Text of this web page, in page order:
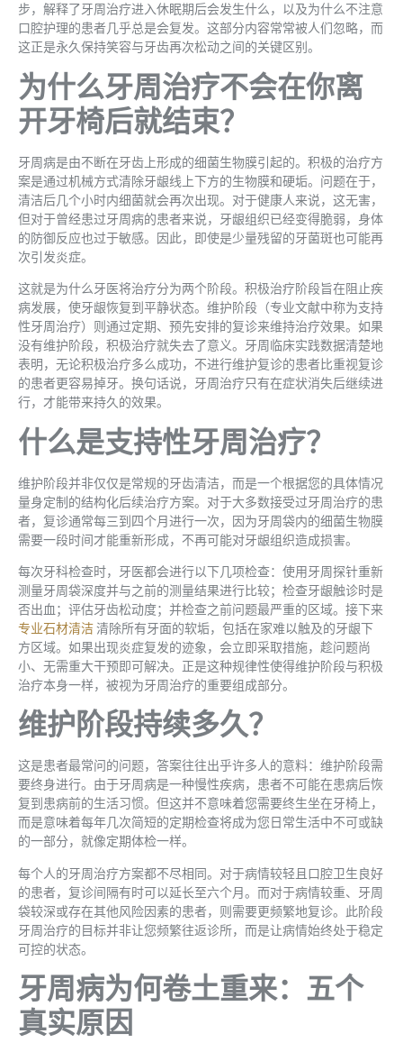
步，解释了牙周治疗进入休眠期后会发生什么，以及为什么不注意
口腔护理的患者几乎总是会复发。这部分内容常常被人们忽略，而
这正是永久保持笑容与牙齿再次松动之间的关键区别。
为什么牙周治疗不会在你离
开牙椅后就结束？
牙周病是由不断在牙齿上形成的细菌生物膜引起的。积极的治疗方
案是通过机械方式清除牙龈线上下方的生物膜和硬垢。问题在于，
清洁后几个小时内细菌就会再次出现。对于健康人来说，这无害，
但对于曾经患过牙周病的患者来说，牙龈组织已经变得脆弱，身体
的防御反应也过于敏感。因此，即使是少量残留的牙菌斑也可能再
次引发炎症。
这就是为什么牙医将治疗分为两个阶段。积极治疗阶段旨在阻止疾
病发展，使牙龈恢复到平静状态。维护阶段（专业文献中称为支持
性牙周治疗）则通过定期、预先安排的复诊来维持治疗效果。如果
没有维护阶段，积极治疗就失去了意义。牙周临床实践数据清楚地
表明，无论积极治疗多么成功，不进行维护复诊的患者比重视复诊
的患者更容易掉牙。换句话说，牙周治疗只有在症状消失后继续进
行，才能带来持久的效果。
什么是支持性牙周治疗？
维护阶段并非仅仅是常规的牙齿清洁，而是一个根据您的具体情况
量身定制的结构化后续治疗方案。对于大多数接受过牙周治疗的患
者，复诊通常每三到四个月进行一次，因为牙周袋内的细菌生物膜
需要一段时间才能重新形成，不再可能对牙龈组织造成损害。
每次牙科检查时，牙医都会进行以下几项检查：使用牙周探针重新
测量牙周袋深度并与之前的测量结果进行比较；检查牙龈触诊时是
否出血；评估牙齿松动度；并检查之前问题最严重的区域。接下来
专业石材清洁清除所有牙面的软垢，包括在家难以触及的牙龈下
方区域。如果出现炎症复发的迹象，会立即采取措施，趁问题尚
小、无需重大干预即可解决。正是这种规律性使得维护阶段与积极
治疗本身一样，被视为牙周治疗的重要组成部分。
维护阶段持续多久？
这是患者最常问的问题，答案往往出乎许多人的意料：维护阶段需
要终身进行。由于牙周病是一种慢性疾病，患者不可能在患病后恢
复到患病前的生活习惯。但这并不意味着您需要终生坐在牙椅上，
而是意味着每年几次简短的定期检查将成为您日常生活中不可或缺
的一部分，就像定期体检一样。
每个人的牙周治疗方案都不尽相同。对于病情较轻且口腔卫生良好
的患者，复诊间隔有时可以延长至六个月。而对于病情较重、牙周
袋较深或存在其他风险因素的患者，则需要更频繁地复诊。此阶段
牙周治疗的目标并非让您频繁往返诊所，而是让病情始终处于稳定
可控的状态。
牙周病为何卷土重来：五个
真实原因